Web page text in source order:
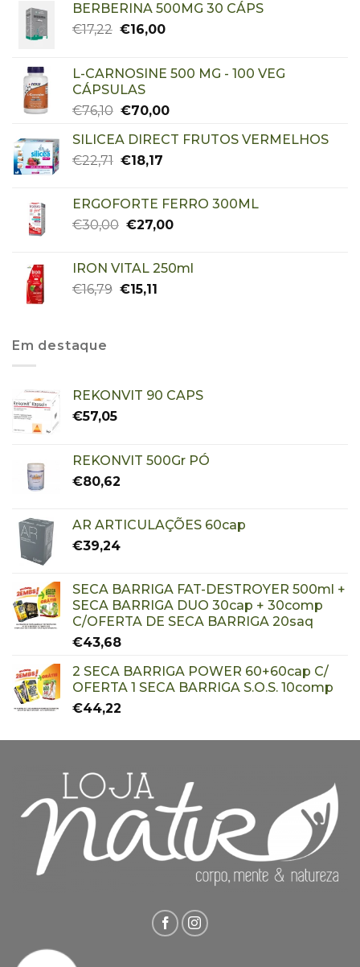
BERBERINA 500MG 30 CÁPS
€17,22 €16,00
L-CARNOSINE 500 MG - 100 VEG
CÁPSULAS
€76,10 €70,00
SILICEA DIRECT FRUTOS VERMELHOS
€22,71 €18,17
ERGOFORTE FERRO 300ML
€30,00 €27,00
IRON VITAL 250ml
€16,79 €15,11
Em destaque
REKONVIT 90 CAPS
€57,05
REKONVIT 500Gr PÓ
€80,62
AR ARTICULAÇÕES 60cap
€39,24
SECA BARRIGA FAT-DESTROYER 500ml +
SECA BARRIGA DUO 30cap + 30comp
C/OFERTA DE SECA BARRIGA 20saq
€43,68
2 SECA BARRIGA POWER 60+60cap C/
OFERTA 1 SECA BARRIGA S.O.S. 10comp
€44,22